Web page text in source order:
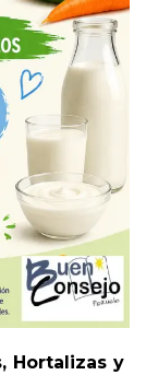
Hortalizas y